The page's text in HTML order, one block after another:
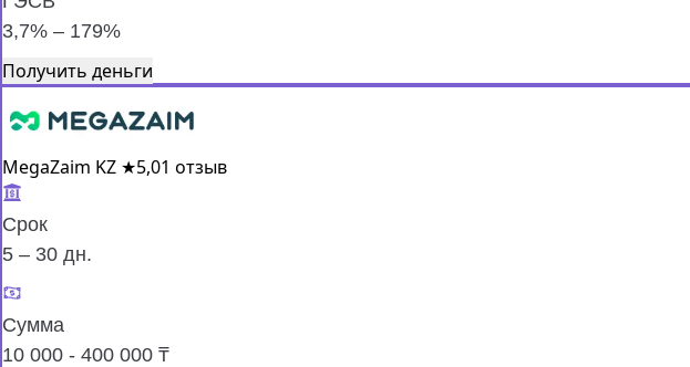
3,7% – 179%
Получить деньги
MegaZaim KZ ★5,01 отзыв
Срок
5 – 30 дн.
Сумма
10 000 - 400 000 ₸